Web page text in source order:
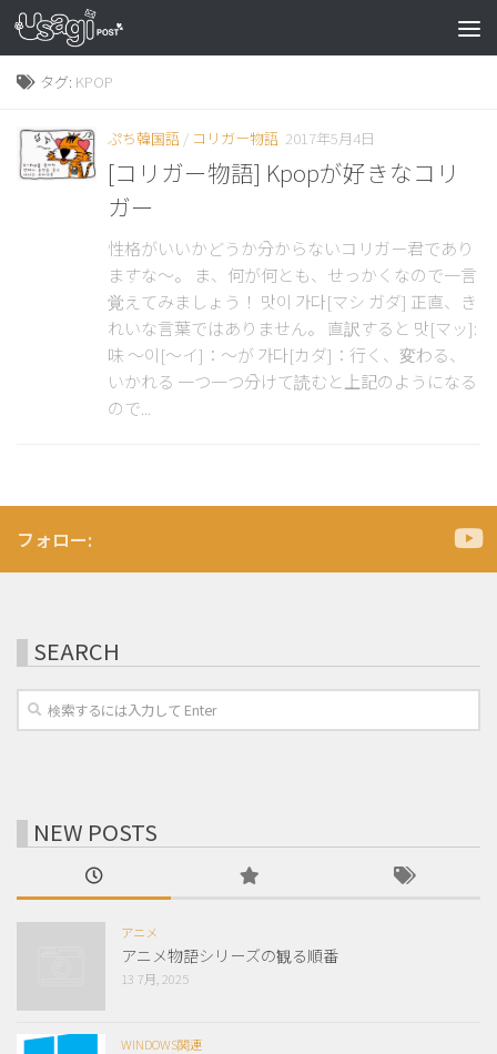
タグ: KPOP
ぷち韓国語 / コリガー物語 2017年5月4日
[コリガー物語] Kpopが好きなコリ
ガー
性格がいいかどうか分からないコリガー君であり
ますな～。 ま、何が何とも、せっかくなので一言
覚えてみましょう！ 맛이 가다[マシ ガダ] 正直、き
れいな言葉ではありません。 直訳すると 맛[マッ]:
味 ～이[～イ]：～が 가다[カダ]：行く、変わる、
いかれる 一つ一つ分けて読むと上記のようになる
ので...
フォロー:
SEARCH
NEW POSTS
アニメ
アニメ物語シリーズの観る順番
13 7月, 2025
WINDOWS関連